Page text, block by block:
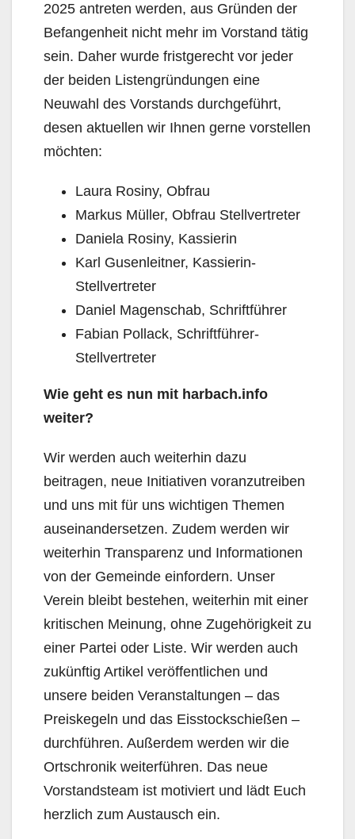
2025 antreten werden, aus Gründen der
Befangenheit nicht mehr im Vorstand tätig
sein. Daher wurde fristgerecht vor jeder
der beiden Listengründungen eine
Neuwahl des Vorstands durchgeführt,
desen aktuellen wir Ihnen gerne vorstellen
möchten:
Laura Rosiny, Obfrau
Markus Müller, Obfrau Stellvertreter
Daniela Rosiny, Kassierin
Karl Gusenleitner, Kassierin-
Stellvertreter
Daniel Magenschab, Schriftführer
Fabian Pollack, Schriftführer-
Stellvertreter
Wie geht es nun mit harbach.info
weiter?
Wir werden auch weiterhin dazu
beitragen, neue Initiativen voranzutreiben
und uns mit für uns wichtigen Themen
auseinandersetzen. Zudem werden wir
weiterhin Transparenz und Informationen
von der Gemeinde einfordern. Unser
Verein bleibt bestehen, weiterhin mit einer
kritischen Meinung, ohne Zugehörigkeit zu
einer Partei oder Liste. Wir werden auch
zukünftig Artikel veröffentlichen und
unsere beiden Veranstaltungen – das
Preiskegeln und das Eisstockschießen –
durchführen. Außerdem werden wir die
Ortschronik weiterführen. Das neue
Vorstandsteam ist motiviert und lädt Euch
herzlich zum Austausch ein.